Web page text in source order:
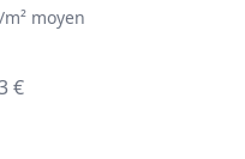
moyen
€